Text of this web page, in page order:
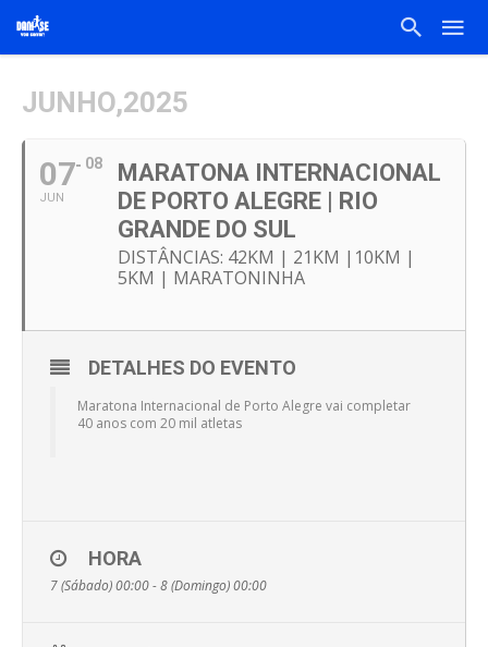
JUNHO,2025
07
JUN
08
MARATONA INTERNACIONAL
DE PORTO ALEGRE | RIO
GRANDE DO SUL
DISTÂNCIAS: 42KM | 21KM |10KM |
5KM | MARATONINHA
DETALHES DO EVENTO
Maratona Internacional de Porto Alegre vai completar
40 anos com 20 mil atletas
HORA
7 (Sábado) 00:00 - 8 (Domingo) 00:00